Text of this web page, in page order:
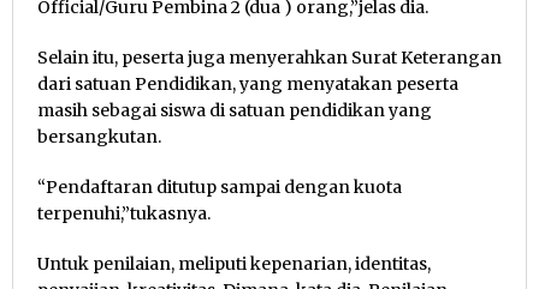
Official/Guru Pembina 2 (dua ) orang,”jelas dia.
Selain itu, peserta juga menyerahkan Surat Keterangan
dari satuan Pendidikan, yang menyatakan peserta
masih sebagai siswa di satuan pendidikan yang
bersangkutan.
“Pendaftaran ditutup sampai dengan kuota
terpenuhi,”tukasnya.
Untuk penilaian, meliputi kepenarian, identitas,